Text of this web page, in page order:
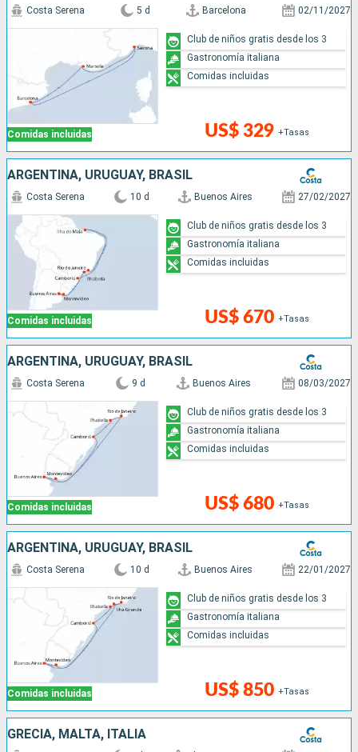
Comidas incluidas
Costa Serena 5 d Barcelona 02/11/2027
US$ 329 +Tasas
Club de niños gratis desde los 3
Gastronomía italiana
Comidas incluidas
ARGENTINA, URUGUAY, BRASIL
Comidas incluidas
Costa Serena 10 d Buenos Aires 27/02/2027
US$ 670 +Tasas
Club de niños gratis desde los 3
Gastronomía italiana
Comidas incluidas
ARGENTINA, URUGUAY, BRASIL
Comidas incluidas
Costa Serena 9 d Buenos Aires 08/03/2027
US$ 680 +Tasas
Club de niños gratis desde los 3
Gastronomía italiana
Comidas incluidas
ARGENTINA, URUGUAY, BRASIL
Comidas incluidas
Costa Serena 10 d Buenos Aires 22/01/2027
US$ 850 +Tasas
Club de niños gratis desde los 3
Gastronomía italiana
Comidas incluidas
GRECIA, MALTA, ITALIA